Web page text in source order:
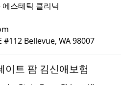
스테틱 클리닉
Bellevue, WA 98007
이트 팜 김신애보험